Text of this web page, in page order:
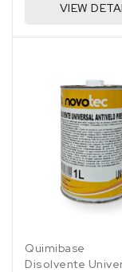
VIEW
Quimibase
Disolvente